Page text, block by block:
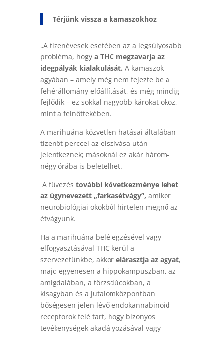
Térjünk vissza a kamaszokhoz
„A tizenévesek esetében az a legsúlyosabb
probléma, hogy a THC megzavarja az
idegpályák kialakulását. A kamaszok
agyában – amely még nem fejezte be a
fehérállomány előállítását, és még mindig
fejlődik – ez sokkal nagyobb károkat okoz,
mint a felnőttekében.
A marihuána közvetlen hatásai általában
tizenöt perccel az elszívása után
jelentkeznek; másoknál ez akár három-
négy órába is beletelhet.
A füvezés további következménye lehet
az úgynevezett „farkasétvágy”, amikor
neurobiológiai okokból hirtelen megnő az
étvágyunk.
Ha a marihuána belélegzésével vagy
elfogyasztásával THC kerül a
szervezetünkbe, akkor elárasztja az agyat,
majd egyenesen a hippokampuszban, az
amigdalában, a törzsdúcokban, a
kisagyban és a jutalomközpontban
bőségesen jelen lévő endokannabinoid
receptorok felé tart, hogy bizonyos
tevékenységek akadályozásával vagy